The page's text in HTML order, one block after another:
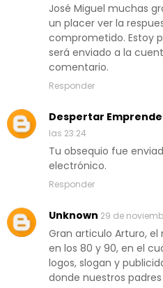
José Miguel muchas
un placer ver la
comprometido. Estoy
será enviado a la
comentario.
Responder
Despertar
las 23:24
Tu obsequio fue
electrónico.
Responder
Unknown 29 de
Gran articulo Arturo,
en los 80 y 90, en el
logos, slogan y
donde nuestros